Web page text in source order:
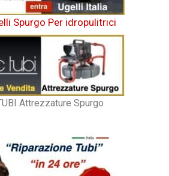
Spurgo Per idropulitrici
Attrezzature Spurgo